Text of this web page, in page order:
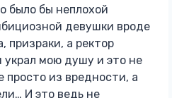
было бы неплохой
девушки вроде
призраки, а ректор
мою душу и это не
просто из вредности, а
И это ведь не